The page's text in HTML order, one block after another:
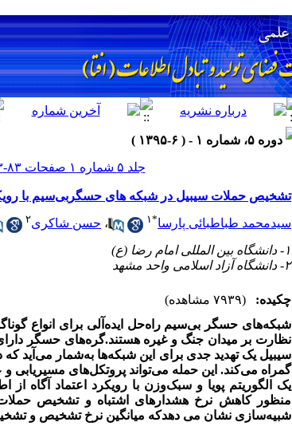
دوره ۵، شماره ۱ - ( ۶-۱۳۹۵ )
جلد ۵ شماره ۱ صفحات ۸۳-۷۳
تشخیص حملات سیبیل در شبکه های حسگربی‌سیم با
سیدمحمد طباطبائی پارسا*۱ ، حسن شاکری۲
۱- دانشگاه بین المللی امام رضا (ع)
۲- دانشگاه آزاد اسلامی واحد مشهد
چکیده:
(۷۹۳۹ مشاهده)
شبکه‌های حسگر بی‌سیم راه‌حل ایده‌آلی برای انواع
نظارت بر میدان جنگ و غیره هستند.گره‌های حسگر
سیبیل یک تهدید جدی برای این شبکه‌ها به‌شمار می‌آید
گمراه می‌کند. این حمله می‌تواند پروتکل‌های مسیریابی و
یک الگوریتم پویا و سبک‌وزن با رویکرد اعتماد آگاه از
منظور کاهش نرخ هشدارهای اشتباه و تشخیص
شبیه‌سازی نشان می دهدکه میانگین نرخ تشخیص و